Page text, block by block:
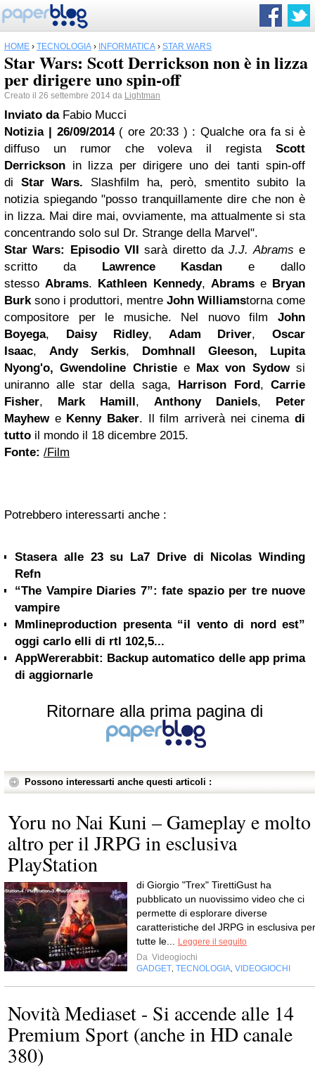
HOME › TECNOLOGIA › INFORMATICA › STAR WARS
Star Wars: Scott Derrickson non è in lizza
per dirigere uno spin-off
Creato il 26 settembre 2014 da Lightman
Inviato da Fabio Mucci
Notizia | 26/09/2014 ( ore 20:33 ) : Qualche ora fa si è
diffuso un rumor che voleva il regista Scott
Derrickson in lizza per dirigere uno dei tanti spin-off
di Star Wars. Slashfilm ha, però, smentito subito la
notizia spiegando "posso tranquillamente dire che non è
in lizza. Mai dire mai, ovviamente, ma attualmente si sta
concentrando solo sul Dr. Strange della Marvel".
Star Wars: Episodio VII sarà diretto daJ.J. Abrams e
scritto daLawrence Kasdan e dallo
stessoAbrams. Kathleen Kennedy, Abramse Bryan
Burksono i produttori, mentre John Williamstorna come
compositore per le musiche. Nel nuovo film John
Boyega, Daisy Ridley, Adam Driver,Oscar
Isaac, Andy Serkis, Domhnall Gleeson, Lupita
Nyong'o, Gwendoline Christiee Max von Sydowsi
uniranno alle star della saga, Harrison Ford,Carrie
Fisher, Mark Hamill, Anthony Daniels, Peter
Mayhewe Kenny Baker. Il film arriverà nei cinemadi
tutto il mondo il 18 dicembre 2015.
Fonte: /Film
Potrebbero interessarti anche :
Stasera alle 23 su La7 Drive di Nicolas Winding
Refn
“The Vampire Diaries 7”: fate spazio per tre nuove
vampire
Mmlineproduction presenta “il vento di nord est”
oggi carlo elli di rtl 102,5...
AppWererabbit: Backup automatico delle app prima
di aggiornarle
Ritornare alla prima pagina di
Possono interessarti anche questi articoli :
Yoru no Nai Kuni – Gameplay e molto
altro per il JRPG in esclusiva
PlayStation
di Giorgio "Trex" TirettiGust ha
pubblicato un nuovissimo video che ci
permette di esplorare diverse
caratteristiche del JRPG in esclusiva per
tutte le...
Leggere il seguito
Da Videogiochi
GADGET TECNOLOGIA VIDEOGIOCHI
Novità Mediaset - Si accende alle 14
Premium Sport (anche in HD canale
380)